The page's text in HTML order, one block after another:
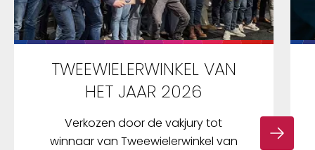
TWEEWIELERWINKEL VAN
HET JAAR 2026
Verkozen door de vakjury tot
winnaar van Tweewielerwinkel van